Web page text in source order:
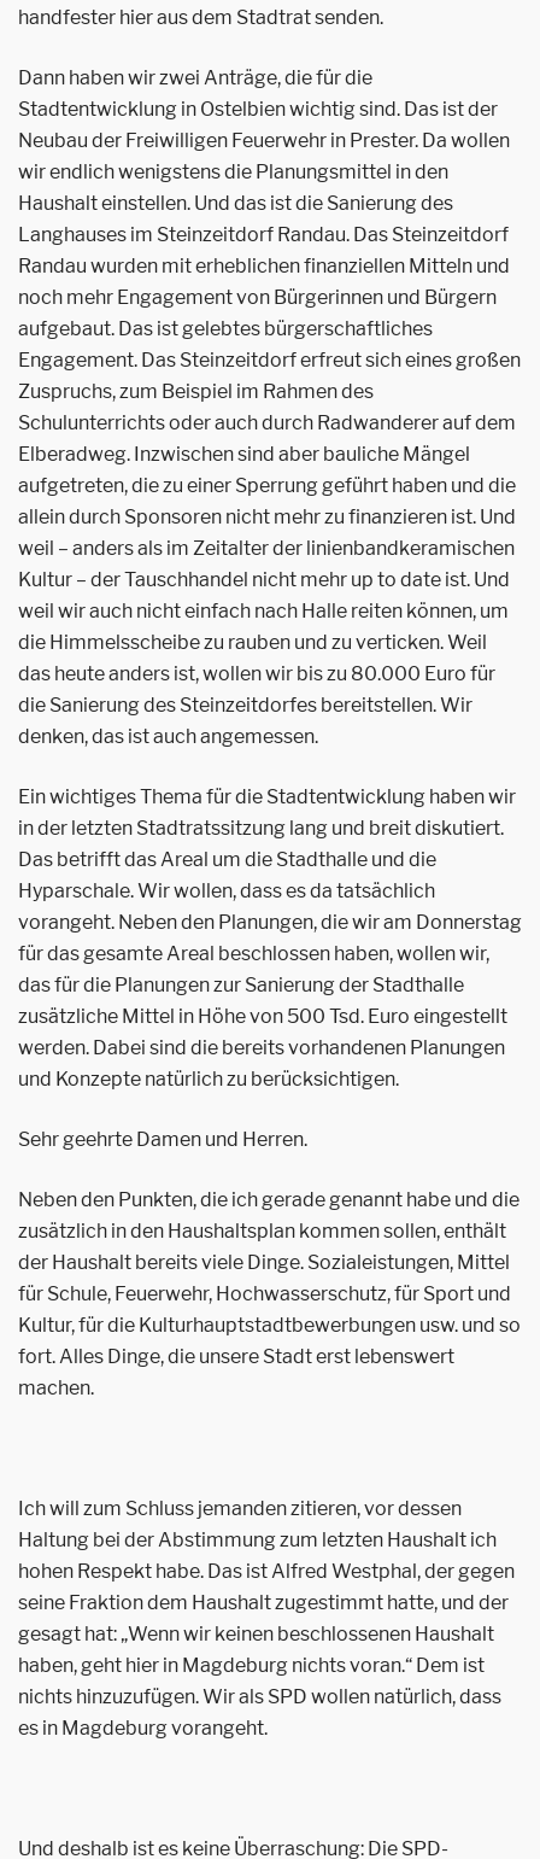
handfester hier aus dem Stadtrat senden.
Dann haben wir zwei Anträge, die für die
Stadtentwicklung in Ostelbien wichtig sind. Das ist der
Neubau der Freiwilligen Feuerwehr in Prester. Da wollen
wir endlich wenigstens die Planungsmittel in den
Haushalt einstellen. Und das ist die Sanierung des
Langhauses im Steinzeitdorf Randau. Das Steinzeitdorf
Randau wurden mit erheblichen finanziellen Mitteln und
noch mehr Enga­gement von Bürgerinnen und Bürgern
aufgebaut. Das ist gelebtes bürgerschaftliches
Engagement. Das Steinzeitdorf erfreut sich eines großen
Zuspruchs, zum Beispiel im Rahmen des
Schulunterrichts oder auch durch Radwanderer auf dem
Elberadweg. Inzwischen sind aber bauliche Mängel
aufgetreten, die zu einer Sperrung geführt haben und die
allein durch Sponsoren nicht mehr zu finanzieren ist. Und
weil – anders als im Zeitalter der li­nienbandkeramischen
Kultur – der Tauschhandel nicht mehr up to date ist. Und
weil wir auch nicht einfach nach Halle reiten können, um
die Himmelsscheibe zu rauben und zu verticken. Weil
das heute anders ist, wollen wir bis zu 80.000 Euro für
die Sanierung des Steinzeitdorfes bereitstellen. Wir
denken, das ist auch angemessen.
Ein wichtiges Thema für die Stadtentwicklung haben wir
in der letzten Stadtratssitzung lang und breit diskutiert.
Das betrifft das Areal um die Stadthalle und die
Hyparschale. Wir wollen, dass es da tatsächlich
vorangeht. Neben den Planungen, die wir am Donnerstag
für das gesamte Areal beschlossen haben, wollen wir,
das für die Planungen zur Sanierung der Stadthalle
zusätzliche Mittel in Höhe von 500 Tsd. Euro eingestellt
werden. Dabei sind die bereits vorhandenen Planungen
und Konzepte natürlich zu berücksichtigen.
Sehr geehrte Damen und Herren.
Neben den Punkten, die ich gerade genannt habe und die
zusätzlich in den Haushaltsplan kommen sollen, enthält
der Haushalt bereits viele Dinge. Sozialeistungen, Mittel
für Schule, Feuerwehr, Hochwasserschutz, für Sport und
Kultur, für die Kulturhauptstadtbewerbungen usw. und so
fort. Alles Dinge, die unsere Stadt erst lebenswert
machen.
Ich will zum Schluss jemanden zitieren, vor dessen
Haltung bei der Abstimmung zum letzten Haushalt ich
hohen Respekt habe. Das ist Alfred Westphal, der gegen
seine Fraktion dem Haushalt zugestimmt hatte, und der
gesagt hat: „Wenn wir keinen beschlossenen Haushalt
haben, geht hier in Magdeburg nichts voran.“ Dem ist
nichts hinzuzufügen. Wir als SPD wollen natürlich, dass
es in Magdeburg vorangeht.
Und deshalb ist es keine Überraschung: Die SPD-